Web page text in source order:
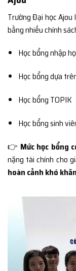
Trường Đại học
bằng nhiều chính
Học bổng nhập
Học bổng dựa
Học bổng TOPIK
Học bổng sinh
👉 Mức học bổng
nặng tài chính cho
hoàn cảnh khó khăn